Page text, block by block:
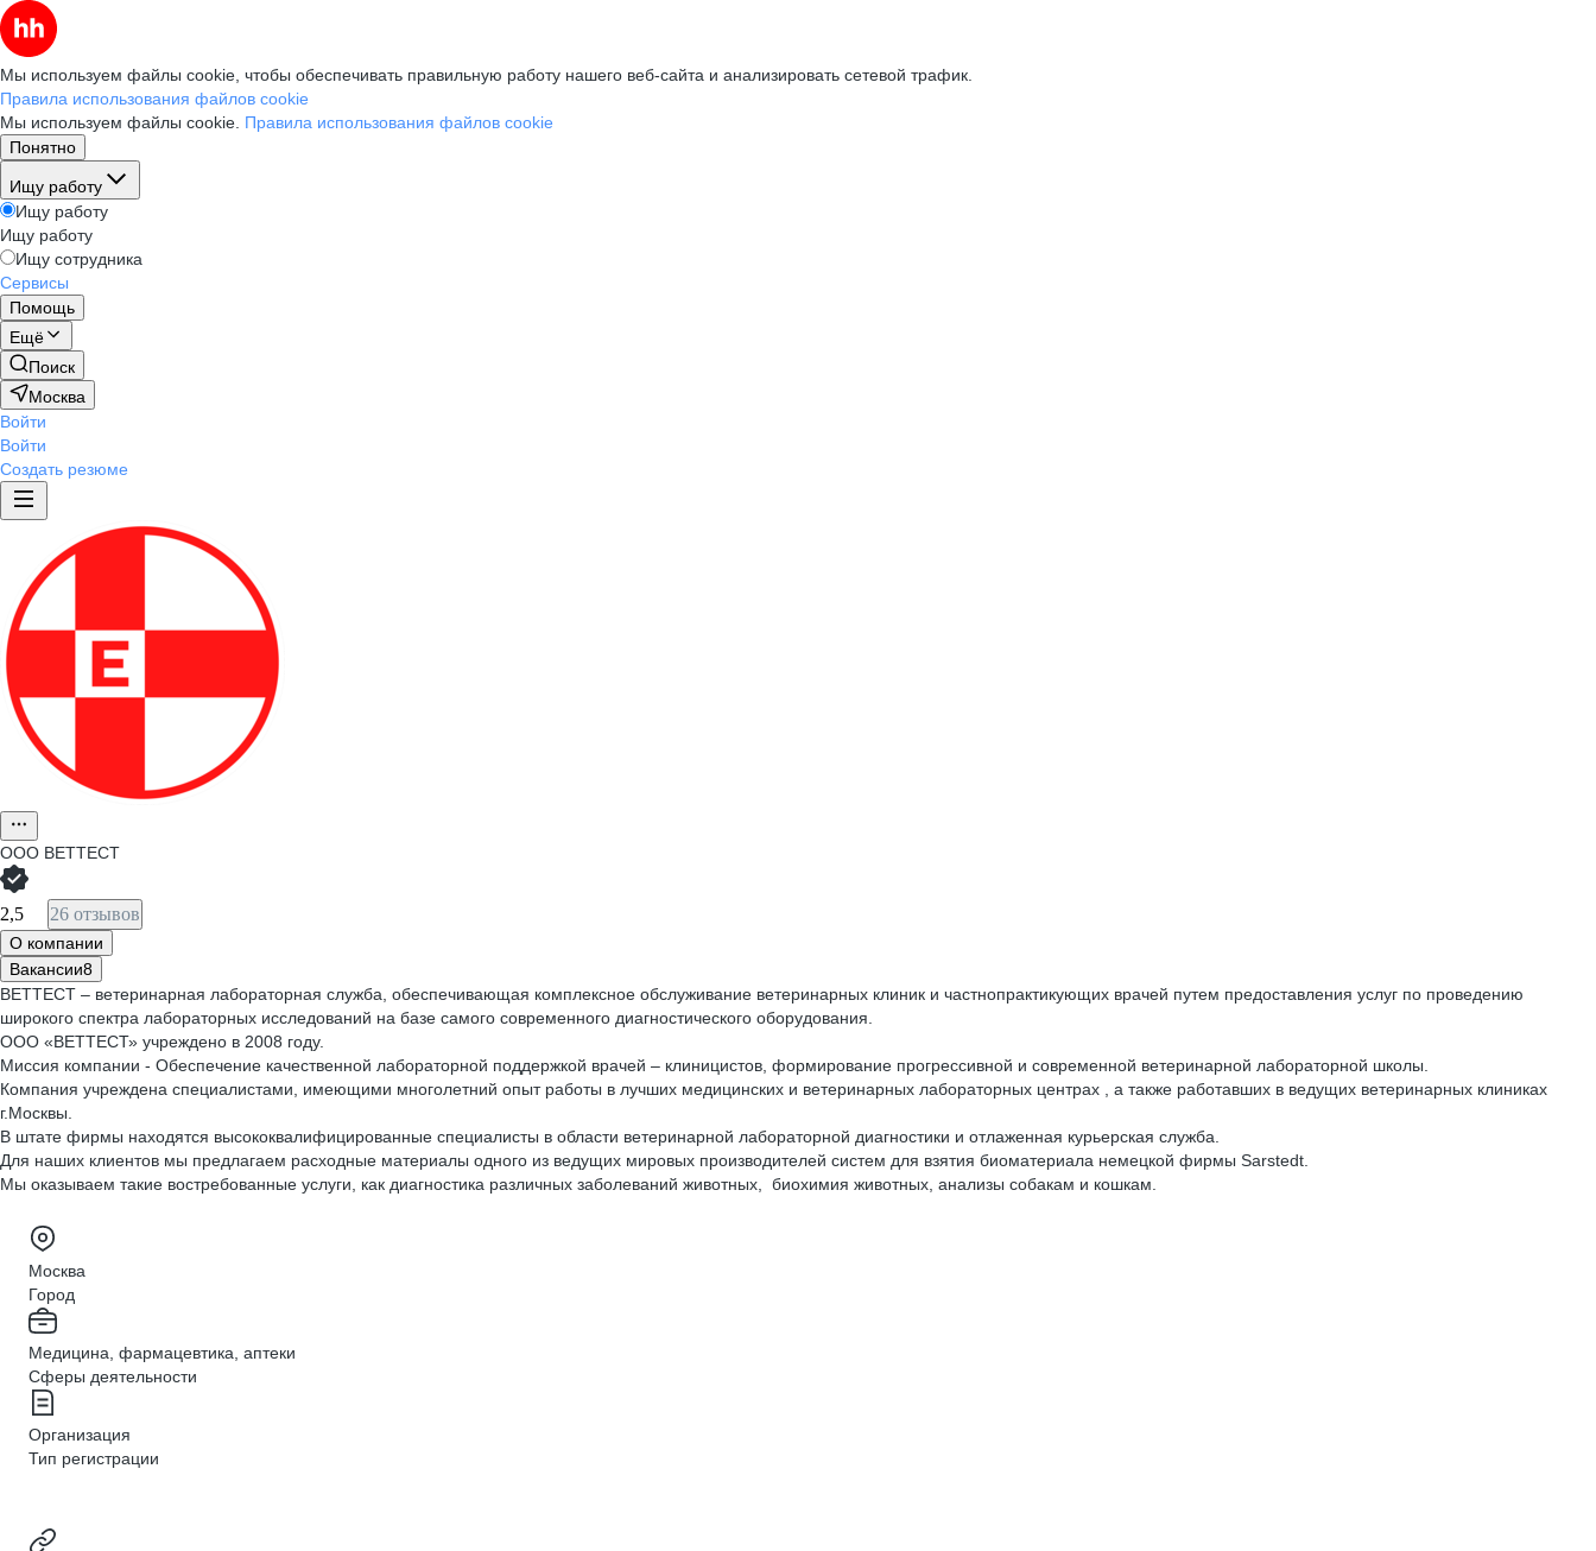
Мы используем файлы cookie, чтобы обеспечивать правильную работу нашего веб-сайта и анализировать сетевой трафик.
Правила использования файлов cookie
Мы используем файлы cookie. Правила использования файлов cookie
Понятно
Ищу работу
Ищу работу
Ищу работу
Ищу сотрудника
Сервисы
Помощь
Ещё
Поиск
Москва
Войти
Войти
Создать резюме
ООО ВЕТТЕСТ
2,5 26 отзывов
О компании
Вакансии8
ВЕТТЕСТ – ветеринарная лабораторная служба, обеспечивающая комплексное обслуживание ветеринарных клиник и частнопрактикующих врачей путем предоставления услуг по проведению
широкого спектра лабораторных исследований на базе самого современного диагностического оборудования.
ООО «ВЕТТЕСТ» учреждено в 2008 году.
Миссия компании - Обеспечение качественной лабораторной поддержкой врачей – клиницистов, формирование прогрессивной и современной ветеринарной лабораторной школы.
Компания учреждена специалистами, имеющими многолетний опыт работы в лучших медицинских и ветеринарных лабораторных центрах , а также работавших в ведущих ветеринарных клиниках
г.Москвы.
В штате фирмы находятся высококвалифицированные специалисты в области ветеринарной лабораторной диагностики и отлаженная курьерская служба.
Для наших клиентов мы предлагаем расходные материалы одного из ведущих мировых производителей систем для взятия биоматериала немецкой фирмы Sarstedt.
Мы оказываем такие востребованные услуги, как диагностика различных заболеваний животных, биохимия животных, анализы собакам и кошкам.
Москва
Город
Медицина, фармацевтика, аптеки
Сферы деятельности
Организация
Тип регистрации